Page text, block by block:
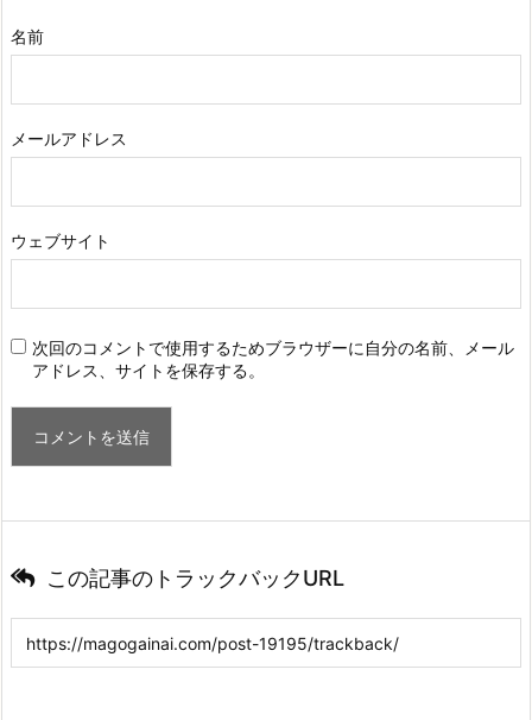
名前
メールアドレス
ウェブサイト
次回のコメントで使用するためブラウザーに自分の名前、メール
アドレス、サイトを保存する。
この記事のトラックバックURL